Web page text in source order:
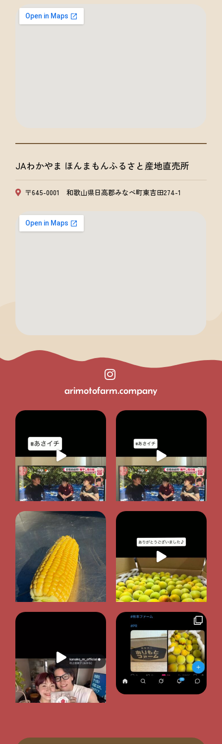
JAわかやま ほんまもんふるさと産地直売所
〒645-0001 和歌山県日高郡みなべ町東吉田274-1
arimotofarm.company